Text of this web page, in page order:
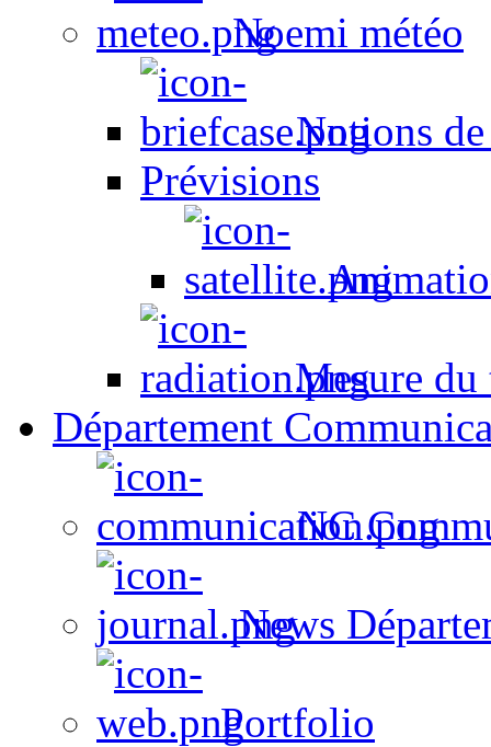
Noemi météo
Notions
Prévisions
Mesure du
Département
NC
News
Portfolio